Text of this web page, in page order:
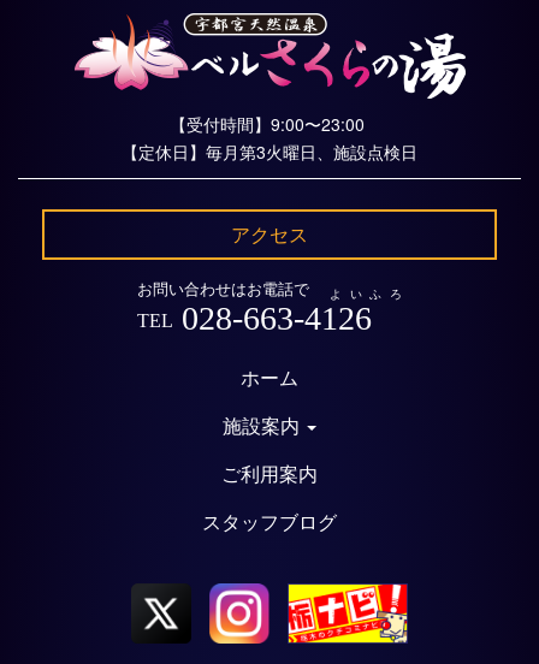
【受付時間】9:00〜23:00
【定休日】毎月第3火曜日、施設点検日
アクセス
お問い合わせはお電話で よいふろ
TEL 028-663-4126
ホーム
施設案内
ご利用案内
スタッフブログ